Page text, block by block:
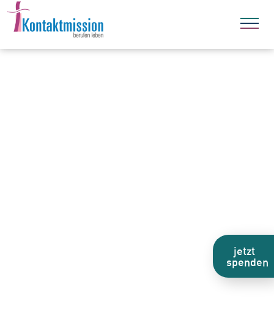
jetzt
spenden